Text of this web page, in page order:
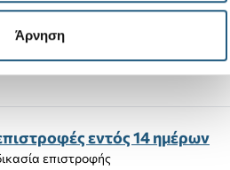
Άρνηση
Προϊόντων
προϊόντων για αγορές άνω των
εντός 14 ημέρων
επιστροφής